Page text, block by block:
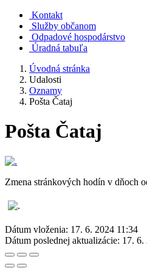
Kontakt
Služby občanom
Odpadové hospodárstvo
Úradná tabuľa
Úvodná stránka
Udalosti
Oznamy
Pošta Čataj
Pošta Čataj
Zmena stránkových hodín v dňoch
Dátum vloženia: 17. 6. 2024 11:34
Dátum poslednej aktualizácie: 17. 6.